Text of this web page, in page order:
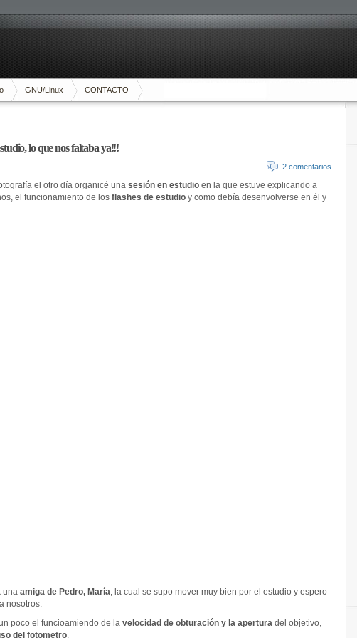
GNU/Linux CONTACTO
lo que nos faltaba ya!!!
2 comentarios
el otro día organicé una sesión en estudio en la que estuve explicando a
el funcionamiento de los flashes de estudio y como debía desenvolverse en él y
una amiga de Pedro, María, la cual se supo mover muy bien por el estudio y espero
nosotros.
poco el funcioamiendo de la velocidad de obturación y la apertura del objetivo,
del fotometro.